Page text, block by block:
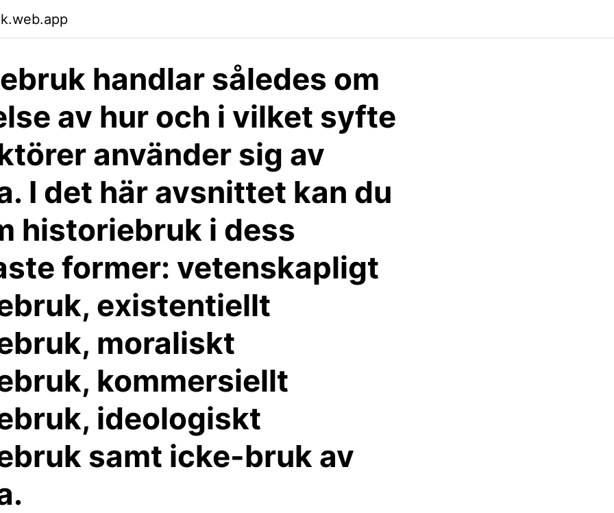
handlar således om
av hur och i vilket syfte
använder sig av
I det här avsnittet kan du
historiebruk i dess
former: vetenskapligt
existentiellt
moraliskt
kommersiellt
ideologiskt
samt icke-bruk av